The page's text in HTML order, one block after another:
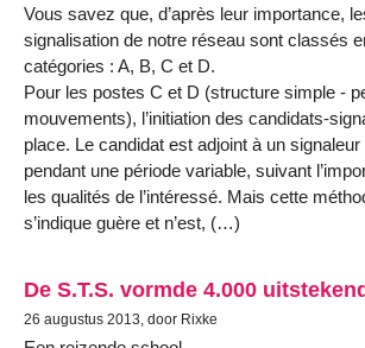
Vous savez que, d’après leur importance,
signalisation de notre réseau sont classés
catégories : A, B, C et D.
Pour les postes C et D (structure simple -
mouvements), l’initiation des candidats-
place. Le candidat est adjoint à un
pendant une période variable, suivant
les qualités de l’intéressé. Mais cette
s’indique guère et n’est, (…)
De S.T.S. vormde 4.000
26 augustus 2013, door Rixke